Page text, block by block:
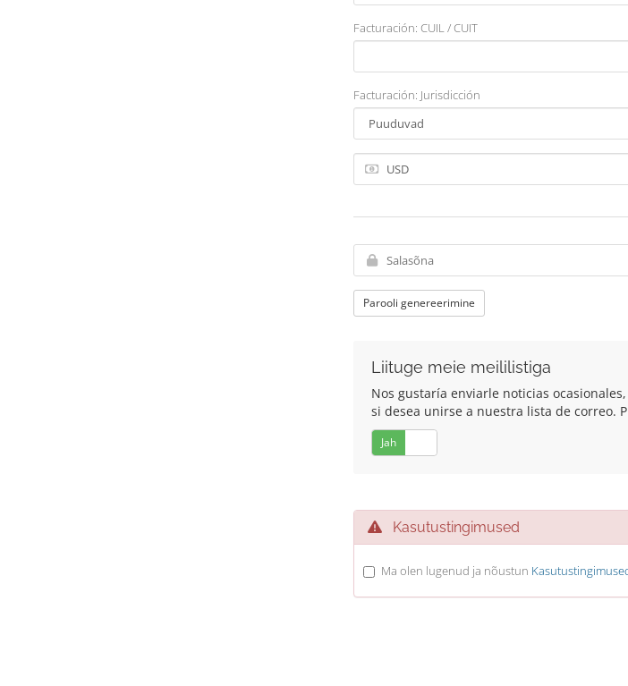
Facturación: CUIL / CUIT
Facturación: Jurisdicción
Parooli genereerimine
Liituge meie meililistiga
Nos gustaría enviarle noticias
si desea unirse a nuestra lista de correo.
Jah
Kasutustingimused
Ma olen lugenud ja nõustun